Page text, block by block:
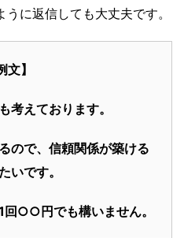
に返信しても大丈夫です。
文】
考えております。
ので、信頼関係が築ける
いです。
回○○円でも構いません。